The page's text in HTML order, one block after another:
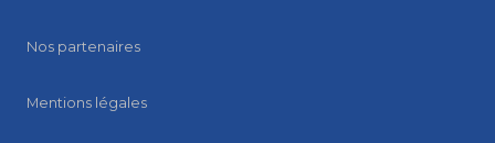
Nos partenaires
Mentions légales